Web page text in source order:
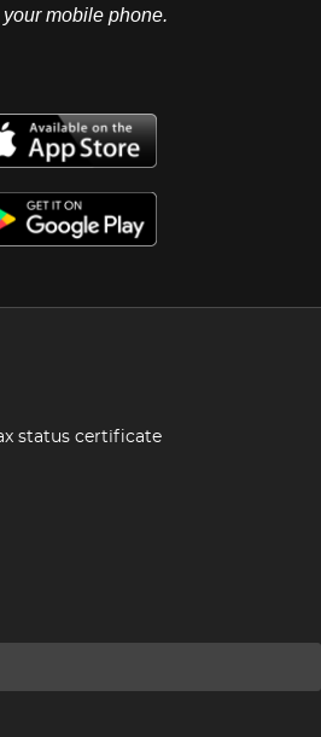
mobile phone.
status certificate